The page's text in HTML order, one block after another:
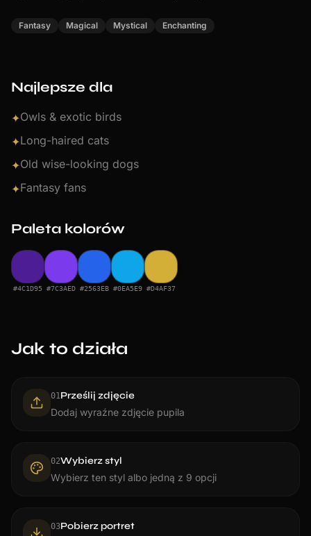
Fantasy Magical Mystical Enchanting
Najlepsze dla
✦Owls & exotic birds
✦Long-haired cats
✦Old wise-looking dogs
✦Fantasy fans
Paleta kolorów
#4C1D95 #7C3AED #2563EB #0EA5E9 #D4AF37
Jak to działa
01Prześlij zdjęcie
Dodaj wyraźne zdjęcie pupila
02Wybierz styl
Wybierz ten styl albo jedną z 9 opcji
03Pobierz portret